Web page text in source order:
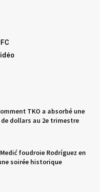
TKO a absorbé une
dollars au 2e trimestre
foudroie Rodríguez en
soirée historique